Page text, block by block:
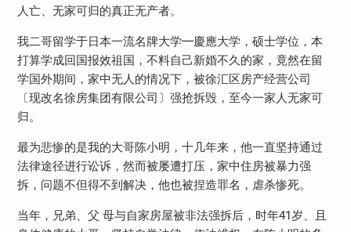
人亡、无家可归的真正无产者。
我二哥留学于日本一流名牌大学━慶應大学，硕士学位，本
打算学成回国报效祖国，不料自己新婚不久的家，竟然在留
学国外期间，家中无人的情况下，被徐汇区房产经营公司
〔现改名徐房集团有限公司〕强抢拆毁，至今一家人无家可
归。
最为悲惨的是我的大哥陈小明，十几年来，他一直坚持通过
法律途径进行讼诉，然而被屡遭打压，家中住房被暴力强
拆，问题不但得不到解决，他也被捏造罪名，虐杀惨死。
当年，兄弟、父 母与自家房屋被非法强拆后，时年41岁、且